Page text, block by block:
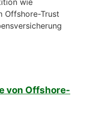
wie
Offshore-Trust
von Offshore-